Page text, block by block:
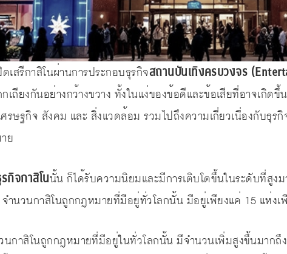
ดเสรีกาสิโนผ่านการประกอบธุรกิจสถานบันเทิงครบวงจร
เถียงกันอย่างกว้างขวาง ทั้งในแง่ของข้อดีและข้อเสียที่อาจเกิดขึ้
รษฐกิจ สังคม และ สิ่งแวดล้อม รวมไปถึงความเกี่ยวเนื่องกับธุร
ย
กิจกาสิโนนั้น ก็ได้รับความนิยมและมีการเติบโตขึ้นในระดับที่สูง
ำนวนกาสิโนถูกกฎหมายที่มีอยู่ทั่วโลกนั้น มีอยู่เพียงแค่ 15 แห่งเ
กาสิโนถูกกฎหมายที่มีอยู่ในทั่วโลกนั้น มีจำนวนเพิ่มสูงขึ้นมาก